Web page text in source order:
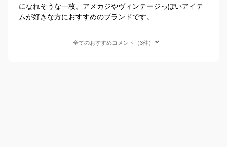
になれそうな一枚。アメカジやヴィンテージっぽいアイテ
ムが好きな方におすすめのブランドです。
全てのおすすめコメント（3件）